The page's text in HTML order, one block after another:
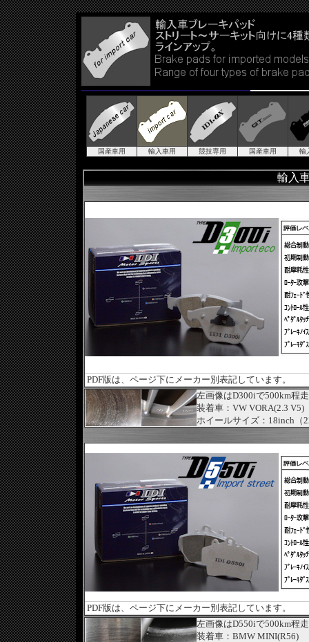
国産車用 輸入車用 競技専用 国産車用 輸
輸入
PDF版は、ページ下にメーカー別表記しています。
左画像はD300iで500km程
装着車：VW VORA(2.3 V5)
ホイールサイズ：18inch（
PDF版は、ページ下にメーカー別表記しています。
左画像はD550iで500km程
装着車：BMW MINI(R56)